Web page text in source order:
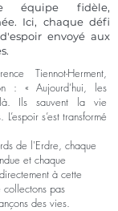
équipe fidèle,
Ici, chaque défi
envoyé aux
Tiennot-Herment,
: « Aujourd’hui, les
là. Ils sauvent la vie
s’est transformé
de l'Erdre, chaque
et chaque
à cette
pas
des vies.